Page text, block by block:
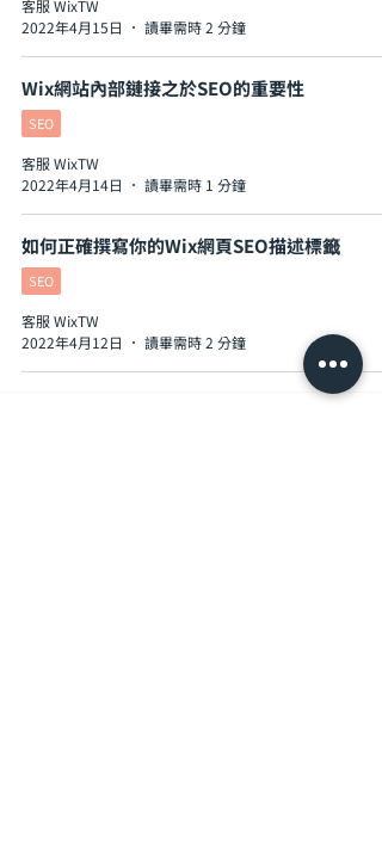
客服 WixTW
2022年4月15日
讀畢需時 2 分鐘
Wix網站內部鏈接之於SEO的重要性
SEO
客服 WixTW
2022年4月14日
讀畢需時 1 分鐘
如何正確撰寫你的Wix網頁SEO描述標籤
SEO
客服 WixTW
2022年4月12日
讀畢需時 2 分鐘